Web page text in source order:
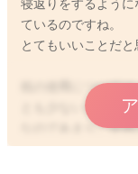
寝返りをするように
ているのですね。
とてもいいことだと
枕の使用について
とも少ないと思い
なのであまりご使